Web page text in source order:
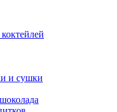
и сушки